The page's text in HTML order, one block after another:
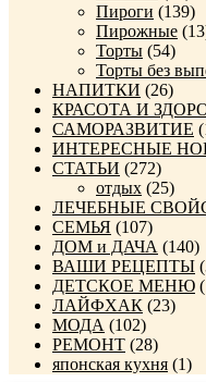
Пироги (139)
Пирожные
Торты (54)
Торты без
НАПИТКИ (26)
КРАСОТА И
САМОРАЗВИТИЕ
ИНТЕРЕСНЫЕ
СТАТЬИ (272)
отдых (25)
ЛЕЧЕБНЫЕ
СЕМЬЯ (107)
ДОМ и ДАЧА (140)
ВАШИ РЕЦЕПТЫ
ДЕТСКОЕ МЕНЮ
ЛАЙФХАК (23)
МОДА (102)
РЕМОНТ (28)
японская кухня (1)